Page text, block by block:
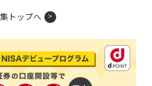
トップへ